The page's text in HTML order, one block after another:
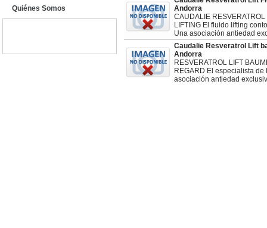
Quiénes Somos
Andorra
CAUDALIE RESVERATROL
LIFTING El fluido lifting
Una asociación antiedad
Caudalie Resveratrol Lift
Andorra
RESVERATROL LIFT
REGARD El especialista de
asociación antiedad